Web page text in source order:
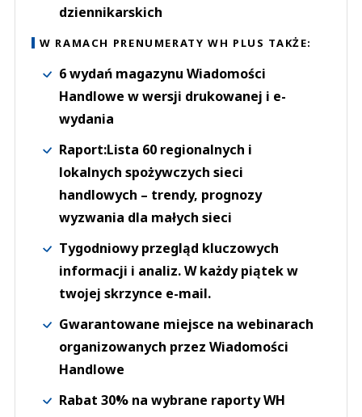
dziennikarskich
W RAMACH PRENUMERATY WH PLUS TAKŻE:
6 wydań magazynu Wiadomości
Handlowe w wersji drukowanej i e-
wydania
Raport:Lista 60 regionalnych i
lokalnych spożywczych sieci
handlowych – trendy, prognozy
wyzwania dla małych sieci
Tygodniowy przegląd kluczowych
informacji i analiz. W każdy piątek w
twojej skrzynce e-mail.
Gwarantowane miejsce na webinarach
organizowanych przez Wiadomości
Handlowe
Rabat 30% na wybrane raporty WH